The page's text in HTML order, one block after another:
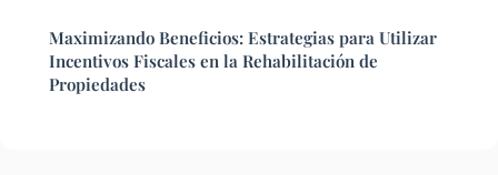
Maximizando Beneficios: Estrategias para Utilizar
Incentivos Fiscales en la Rehabilitación de
Propiedades